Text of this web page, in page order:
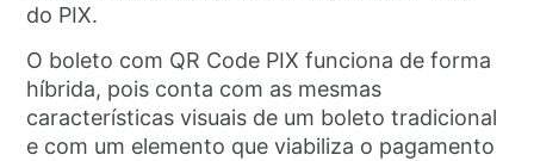
do PIX.
O boleto com QR Code PIX funciona de forma
híbrida, pois conta com as mesmas
características visuais de um boleto tradicional
e com um elemento que viabiliza o pagamento